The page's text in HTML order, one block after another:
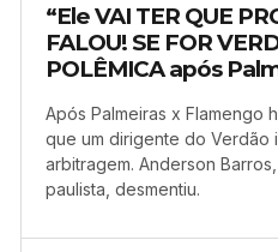
“Ele VAI TER QUE
FALOU! SE FOR
POLÊMICA após
Após Palmeiras x Flamengo
que um dirigente do Verdão
arbitragem. Anderson
paulista, desmentiu.